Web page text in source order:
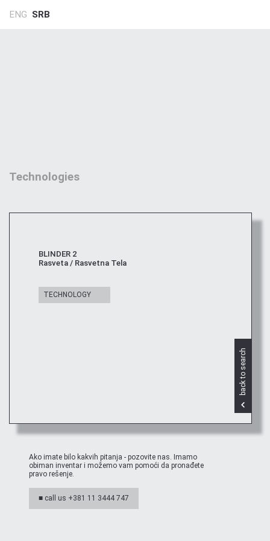
ENG SRB
Technologies
BLINDER 2
Rasveta / Rasvetna Tela
TECHNOLOGY
back to search
Ako imate bilo kakvih pitanja - pozovite nas. Imamo
obiman inventar i možemo vam pomoći da pronađete
pravo rešenje.
■ call us +381 11 3444 747